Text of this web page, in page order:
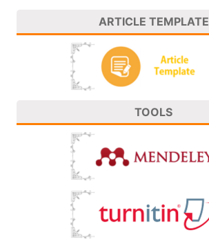
ARTICLE TEMPLATE
TOOLS